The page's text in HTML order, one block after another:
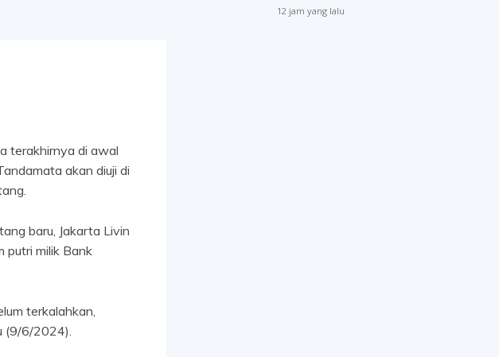
terakhirnya di awal
akan diuji di
baru, Jakarta Livin
putri milik Bank
terkalahkan,
(9/6/2024).
12 jam yang lalu